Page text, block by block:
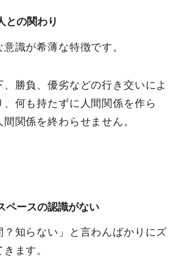
との関わり
識が希薄な特徴です。
勝負、優劣などの行き交いによ
、何も持たずに人間関係を作ら
関係を終わらせません。
ペースの認識がない
？知らない」と言わんばかりにズ
ます。